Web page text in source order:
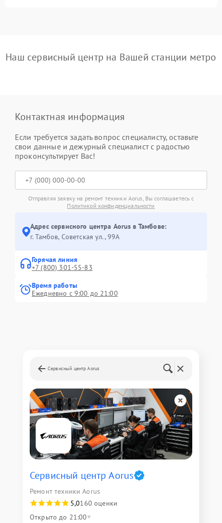
Наш сервисный центр на Вашей станции метро
Контактная информация
Если требуется задать вопрос специалисту, оставьте
свои данные и дежурный специалист с радостью
проконсультирует Вас!
Отправляя заявку на ремонт техники Aorus, Вы соглашаетесь с
Политикой конфиденциальности
Адрес сервисного центра Aorus в Тамбове:
г. Тамбов, Советская ул., 99А
Горячая линия
+7 (800) 301-55-83
Время работы
Ежедневно с 9:00 до 21:00
Сервисный центр Aorus
Сервисный центр Aorus
Ремонт техники Aorus
5,0160 оценки
Открыто до 21:00